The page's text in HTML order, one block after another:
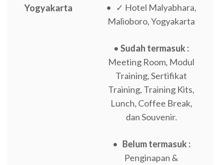
Yogyakarta
• ✓ Hotel Malyabhara,
Malioboro, Yogyakarta
• Sudah termasuk :
Meeting Room, Modul
Training, Sertifikat
Training, Training Kits,
Lunch, Coffee Break,
dan Souvenir.
• Belum termasuk :
Penginapan &